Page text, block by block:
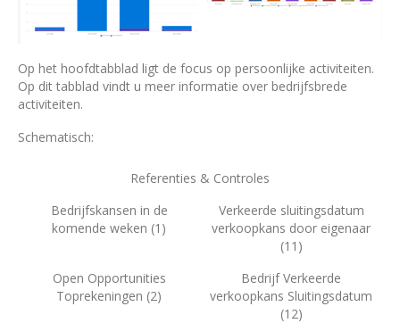
Op het hoofdtabblad ligt de focus op persoonlijke activiteiten.
Op dit tabblad vindt u meer informatie over bedrijfsbrede
activiteiten.
Schematisch:
Referenties & Controles
Bedrijfskansen in de
komende weken (1)
Verkeerde sluitingsdatum
verkoopkans door eigenaar
(11)
Open Opportunities
Toprekeningen (2)
Bedrijf Verkeerde
verkoopkans Sluitingsdatum
(12)